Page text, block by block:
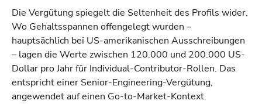
Die Vergütung spiegelt die Seltenheit des Profils wider.
Wo Gehaltsspannen offengelegt wurden –
hauptsächlich bei US-amerikanischen Ausschreibungen
– lagen die Werte zwischen 120.000 und 200.000 US-
Dollar pro Jahr für Individual-Contributor-Rollen. Das
entspricht einer Senior-Engineering-Vergütung,
angewendet auf einen Go-to-Market-Kontext.